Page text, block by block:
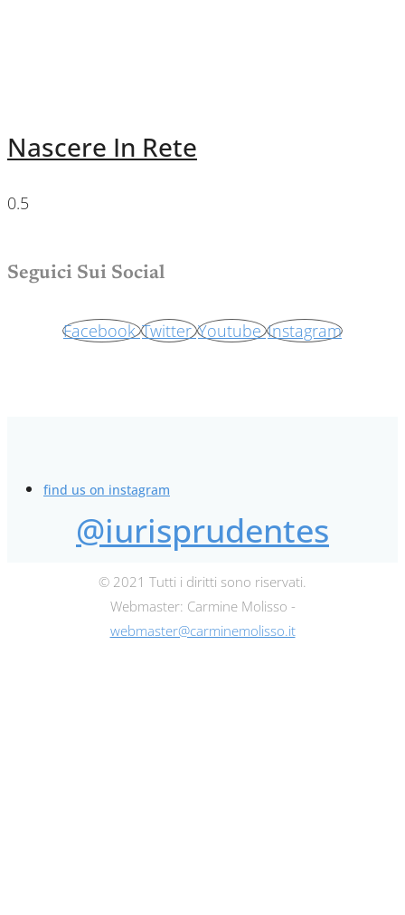
Nascere In Rete
Seguici Sui Social
Facebook Twitter Youtube Instagram
find us on instagram
@iurisprudentes
© 2021 Tutti i diritti sono riservati.
Webmaster: Carmine Molisso -
webmaster@carminemolisso.it